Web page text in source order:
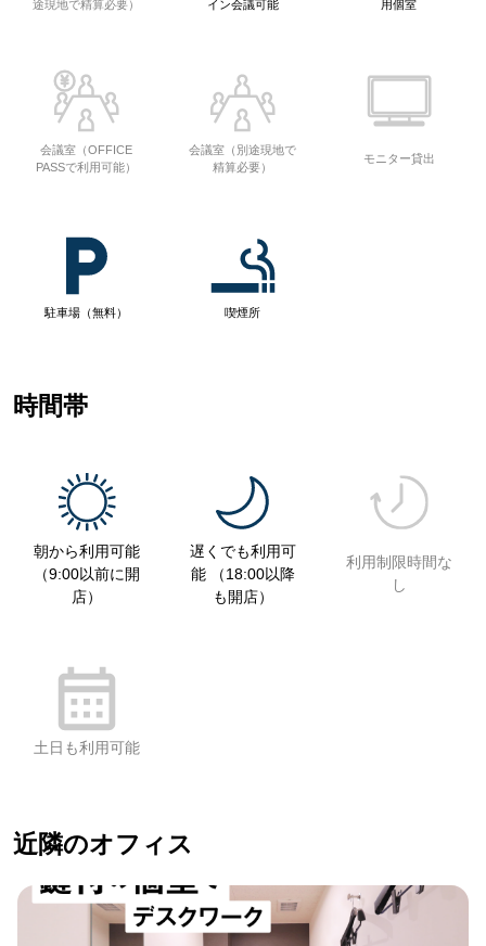
途現地で精算必要） イン会議可能 用個室
会議室（OFFICE
PASSで利用可能）
会議室（別途現地で
精算必要）
モニター貸出
駐車場（無料） 喫煙所
時間帯
朝から利用可能
（9:00以前に開
店）
遅くでも利用可
能 （18:00以降
も開店）
利用制限時間な
し
土日も利用可能
近隣のオフィス